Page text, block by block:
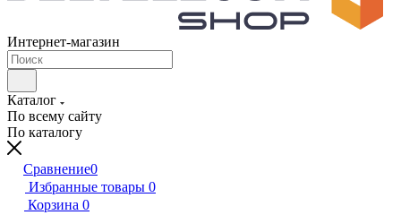
Интернет-магазин
Каталог
По всему сайту
По каталогу
Сравнение0
Избранные товары 0
Корзина 0